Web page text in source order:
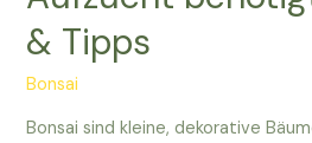
sich
eignet!
& Tipps
Bonsai
Bonsai sind kleine, dekorative